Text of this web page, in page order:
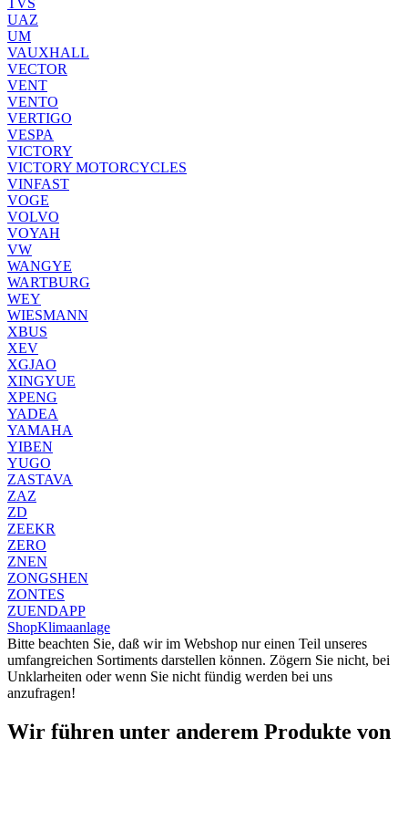
TVS
UAZ
UM
VAUXHALL
VECTOR
VENT
VENTO
VERTIGO
VESPA
VICTORY
VICTORY MOTORCYCLES
VINFAST
VOGE
VOLVO
VOYAH
VW
WANGYE
WARTBURG
WEY
WIESMANN
XBUS
XEV
XGJAO
XINGYUE
XPENG
YADEA
YAMAHA
YIBEN
YUGO
ZASTAVA
ZAZ
ZD
ZEEKR
ZERO
ZNEN
ZONGSHEN
ZONTES
ZUENDAPP
ShopKlimaanlage
Bitte beachten Sie, daß wir im Webshop nur einen Teil unseres
umfangreichen Sortiments darstellen können. Zögern Sie nicht, bei
Unklarheiten oder wenn Sie nicht fündig werden bei uns
anzufragen!
Wir führen unter anderem Produkte von